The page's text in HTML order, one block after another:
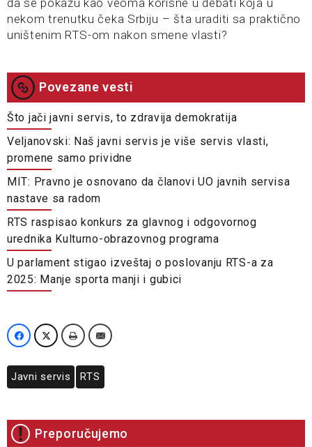
da se pokažu kao veoma korisne u debati koja u
nekom trenutku čeka Srbiju – šta uraditi sa praktično
uništenim RTS-om nakon smene vlasti?
Povezane vesti
Što jači javni servis, to zdravija demokratija
Veljanovski: Naš javni servis je više servis vlasti,
promene samo prividne
MIT: Pravno je osnovano da članovi UO javnih servisa
nastave sa radom
RTS raspisao konkurs za glavnog i odgovornog
urednika Kulturno-obrazovnog programa
U parlament stigao izveštaj o poslovanju RTS-a za
2025: Manje sporta manji i gubici
Javni servis RTS
Preporučujemo